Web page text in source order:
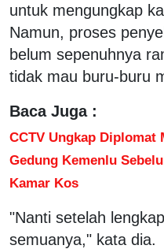
untuk mengungkap
Namun, proses
belum sepenuhnya
tidak mau buru-buru
Baca Juga :
CCTV Ungkap Diplomat
Gedung Kemenlu
Kamar Kos
"Nanti setelah
semuanya," kata dia.